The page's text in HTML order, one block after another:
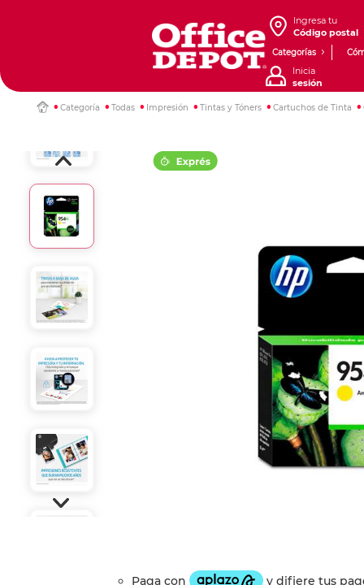
Ingresa tu
Código postal
Categorías
Inicia
sesión
Categoría Todas Impresión Tintas y Tóners Cartuchos de Tinta